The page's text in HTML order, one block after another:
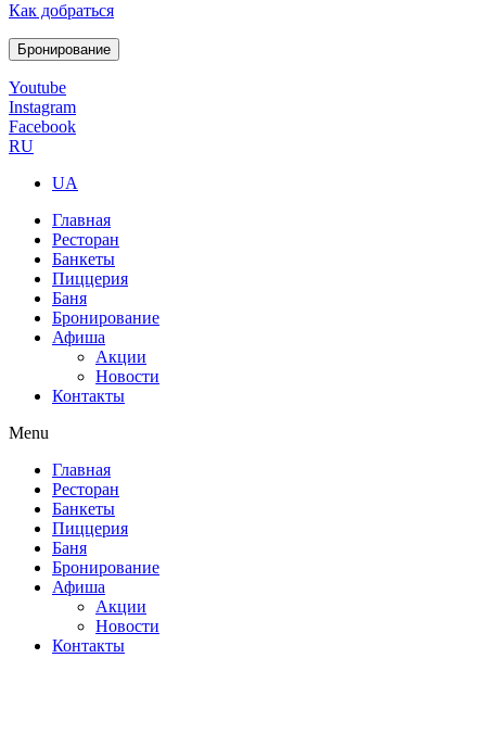
Как добраться
Бронирование
Youtube
Instagram
Facebook
RU
UA
Главная
Ресторан
Банкеты
Пиццерия
Баня
Бронирование
Афиша
Акции
Новости
Контакты
Menu
Главная
Ресторан
Банкеты
Пиццерия
Баня
Бронирование
Афиша
Акции
Новости
Контакты